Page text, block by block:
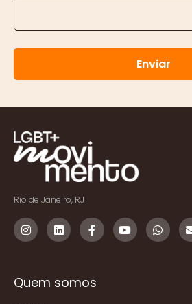
Enviar
Rio de Janeiro, RJ
Quem somos